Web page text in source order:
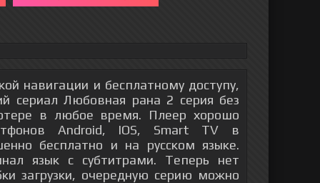
навигации и бесплатному доступу,
сериал Любовная рана 2 серия без
в любое время. Плеер хорошо
Android, IOS, Smart TV в
бесплатно и на русском языке.
язык с субтитрами. Теперь нет
загрузки, очередную серию можно